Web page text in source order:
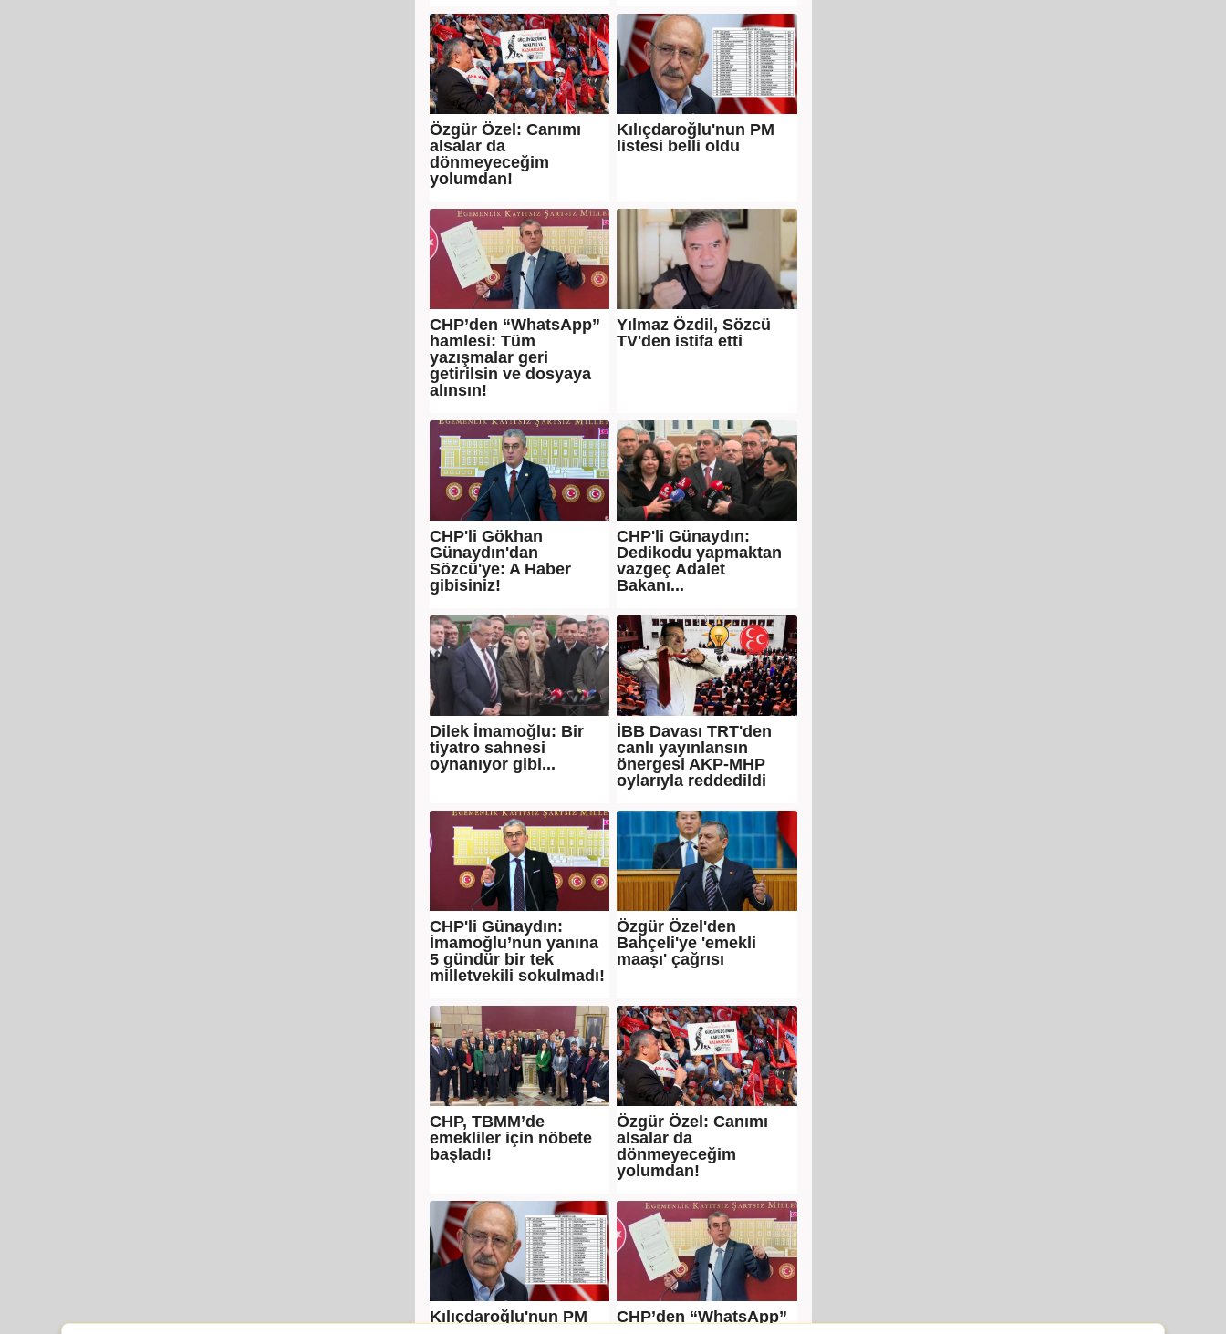
Özgür Özel: Canımı
alsalar da
dönmeyeceğim
yolumdan!
Kılıçdaroğlu'nun PM
listesi belli oldu
CHP’den “WhatsApp”
hamlesi: Tüm
yazışmalar geri
getirilsin ve dosyaya
alınsın!
Yılmaz Özdil, Sözcü
TV'den istifa etti
CHP'li Gökhan
Günaydın'dan
Sözcü'ye: A Haber
gibisiniz!
CHP'li Günaydın:
Dedikodu yapmaktan
vazgeç Adalet
Bakanı...
Dilek İmamoğlu: Bir
tiyatro sahnesi
oynanıyor gibi...
İBB Davası TRT'den
canlı yayınlansın
önergesi AKP-MHP
oylarıyla reddedildi
CHP'li Günaydın:
İmamoğlu’nun yanına
5 gündür bir tek
milletvekili sokulmadı!
Özgür Özel'den
Bahçeli'ye 'emekli
maaşı' çağrısı
CHP, TBMM’de
emekliler için nöbete
başladı!
Özgür Özel: Canımı
alsalar da
dönmeyeceğim
yolumdan!
Kılıçdaroğlu'nun PM
CHP’den “WhatsApp”